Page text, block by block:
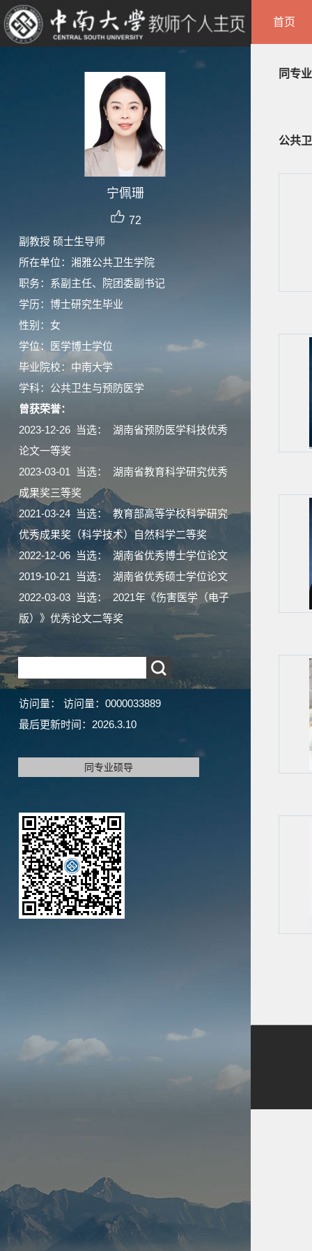
宁佩珊
72
副教授 硕士生导师
所在单位：湘雅公共卫生学院
职务：系副主任、院团委副书记
学历：博士研究生毕业
性别：女
学位：医学博士学位
毕业院校：中南大学
学科：公共卫生与预防医学
曾获荣誉：
2023-12-26 当选： 湖南省预防医学科技优秀
论文一等奖
2023-03-01 当选： 湖南省教育科学研究优秀
成果奖三等奖
2021-03-24 当选： 教育部高等学校科学研究
优秀成果奖（科学技术）自然科学二等奖
2022-12-06 当选： 湖南省优秀博士学位论文
2019-10-21 当选： 湖南省优秀硕士学位论文
2022-03-03 当选： 2021年《伤害医学（电子
版）》优秀论文二等奖
访问量： 访问量： 0000033889
最后更新时间： 2026.3.10
同专业硕导
首页
同专
公共